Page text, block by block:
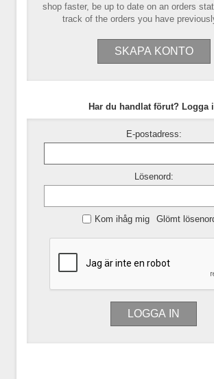
shop faster, be up to date on an orders
track of the orders you have
Har du handlat förut? Logga
E-postadress:
Lösenord:
Kom ihåg mig Glömt